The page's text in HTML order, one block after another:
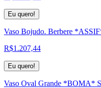
Eu quero!
Vaso Bojudo. Berbere
R$1.207,44
Eu quero!
Vaso Oval Grande *BOMA*